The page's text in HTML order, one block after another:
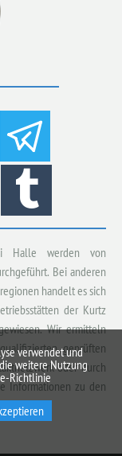
Halle werden von
Bei anderen
handelt es sich
der Kurtz
Wir ermitteln
geprüften
oder durch
Informationen zu den
hier.
verwendet und
weitere Nutzung
Richtlinie